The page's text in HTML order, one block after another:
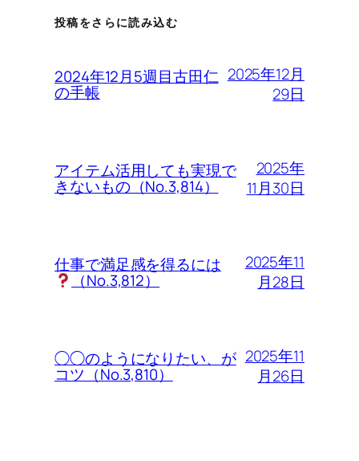
投稿をさらに読み込む
2024年12月5週目古田仁
の手帳
2025年12月
29日
アイテム活用しても実現で
きないもの（No.3,814）
2025年
11月30日
仕事で満足感を得るには
（No.3,812）
2025年11
月28日
◯◯のようになりたい、が
コツ（No.3,810）
2025年11
月26日